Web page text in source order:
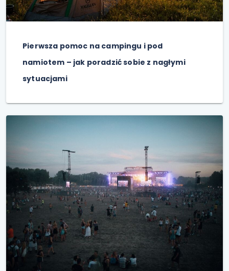
Pierwsza pomoc na campingu i pod
namiotem – jak poradzić sobie z nagłymi
sytuacjami